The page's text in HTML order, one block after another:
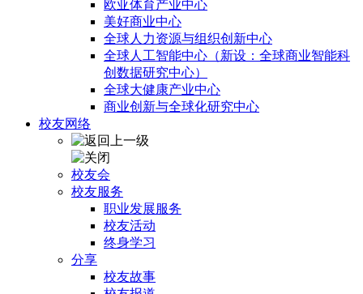
欧亚体育产业中心
美好商业中心
全球人力资源与组织创新中心
全球人工智能中心（新设：全球商业智能科
创数据研究中心）
全球大健康产业中心
商业创新与全球化研究中心
校友网络
校友会
校友服务
职业发展服务
校友活动
终身学习
分享
校友故事